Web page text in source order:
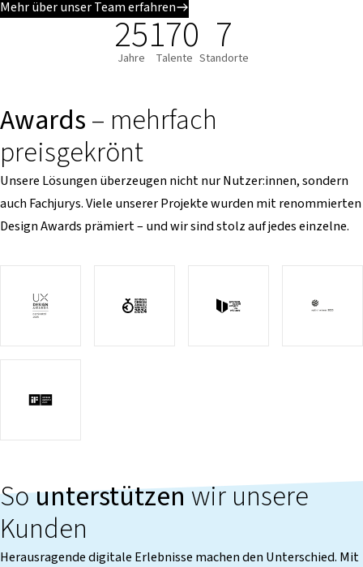
Mehr über unser Team erfahren
25
Jahre 170
Talente 7
Standorte
Awards– mehrfach
preisgekrönt
Unsere Lösungen überzeugen nicht nur Nutzer:innen, sondern
auch Fachjurys. Viele unserer Projekte wurden mit renommierten
Design Awards prämiert – und wir sind stolz auf jedes einzelne.
Sounterstützenwir unsere
Kunden
Herausragende digitale Erlebnisse machen den Unterschied. Mit